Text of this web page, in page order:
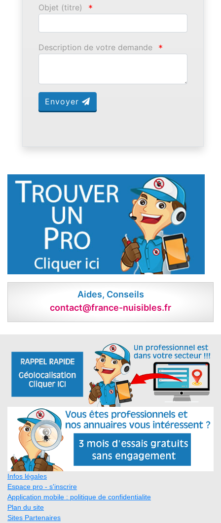
Objet (titre) *
Description de votre demande *
Envoyer
Aides, Conseils
contact@france-nuisibles.fr
Infos légales
Espace pro - s'inscrire
Application mobile : politique de confidentialite
Plan du site
Sites Partenaires